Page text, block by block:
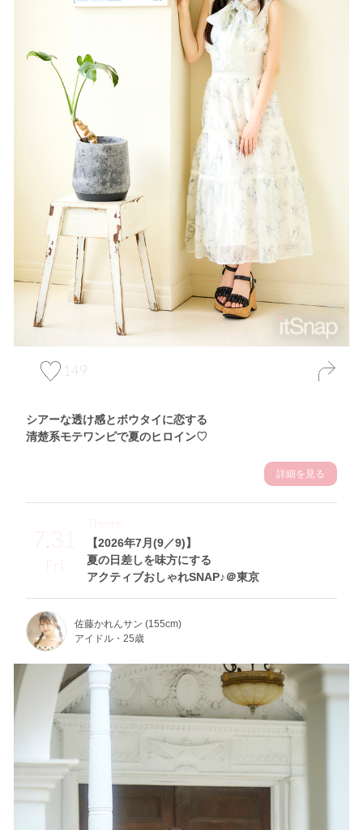
149
シアーな透け感とボウタイに恋する
清楚系モテワンピで夏のヒロイン♡
詳細を見る
7.31
Fri
【2026年7月(9／9)】
夏の日差しを味方にする
アクティブおしゃれSNAP♪＠東京
Theme
佐藤かれんサン (155cm)
アイドル・25歳